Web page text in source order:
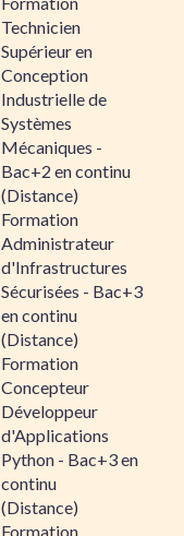
Technicien
Supérieur en
Conception
Industrielle de
Systèmes
Mécaniques -
Bac+2 en continu
(Distance)
Formation
Administrateur
d'Infrastructures
Sécurisées - Bac+3
en continu
(Distance)
Formation
Concepteur
Développeur
d'Applications
Python - Bac+3 en
continu
(Distance)
Formation